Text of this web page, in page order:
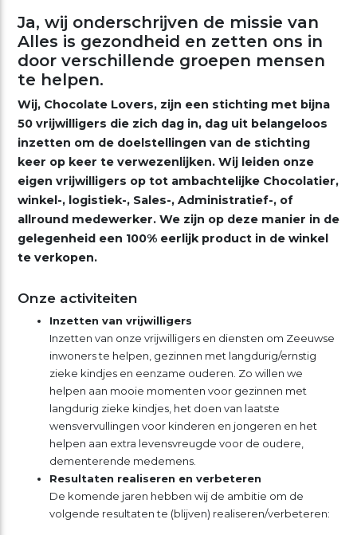
Ja, wij onderschrijven de missie van
Alles is gezondheid en zetten ons in
door verschillende groepen mensen
te helpen.
Wij, Chocolate Lovers, zijn een stichting met bijna
50 vrijwilligers die zich dag in, dag uit belangeloos
inzetten om de doelstellingen van de stichting
keer op keer te verwezenlijken. Wij leiden onze
eigen vrijwilligers op tot ambachtelijke Chocolatier,
winkel-, logistiek-, Sales-, Administratief-, of
allround medewerker. We zijn op deze manier in de
gelegenheid een 100% eerlijk product in de winkel
te verkopen.
Onze activiteiten
Inzetten van vrijwilligers
Inzetten van onze vrijwilligers en diensten om Zeeuwse
inwoners te helpen, gezinnen met langdurig/ernstig
zieke kindjes en eenzame ouderen. Zo willen we
helpen aan mooie momenten voor gezinnen met
langdurig zieke kindjes, het doen van laatste
wensvervullingen voor kinderen en jongeren en het
helpen aan extra levensvreugde voor de oudere,
dementerende medemens.
Resultaten realiseren en verbeteren
De komende jaren hebben wij de ambitie om de
volgende resultaten te (blijven) realiseren/verbeteren: